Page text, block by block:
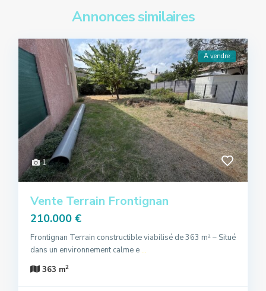
Annonces similaires
1
A vendre
Vente Terrain Frontignan
210.000 €
Frontignan Terrain constructible viabilisé de 363 m² – Situé
dans un environnement calme e ...
363 m2